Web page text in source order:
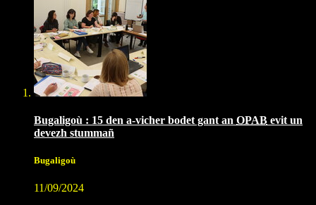
Bugaligoù : 15 den a-vicher bodet gant an OPAB evit un
devezh stummañ
Bugaligoù
11/09/2024